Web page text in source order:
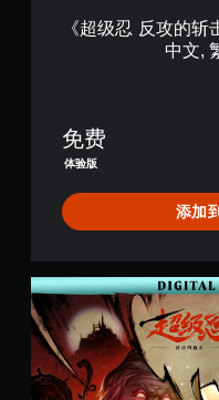
繁
体
中
文
,
英
语
《超级忍 反攻的
中文,
免费
体验版
添加
数
字
豪
华
版